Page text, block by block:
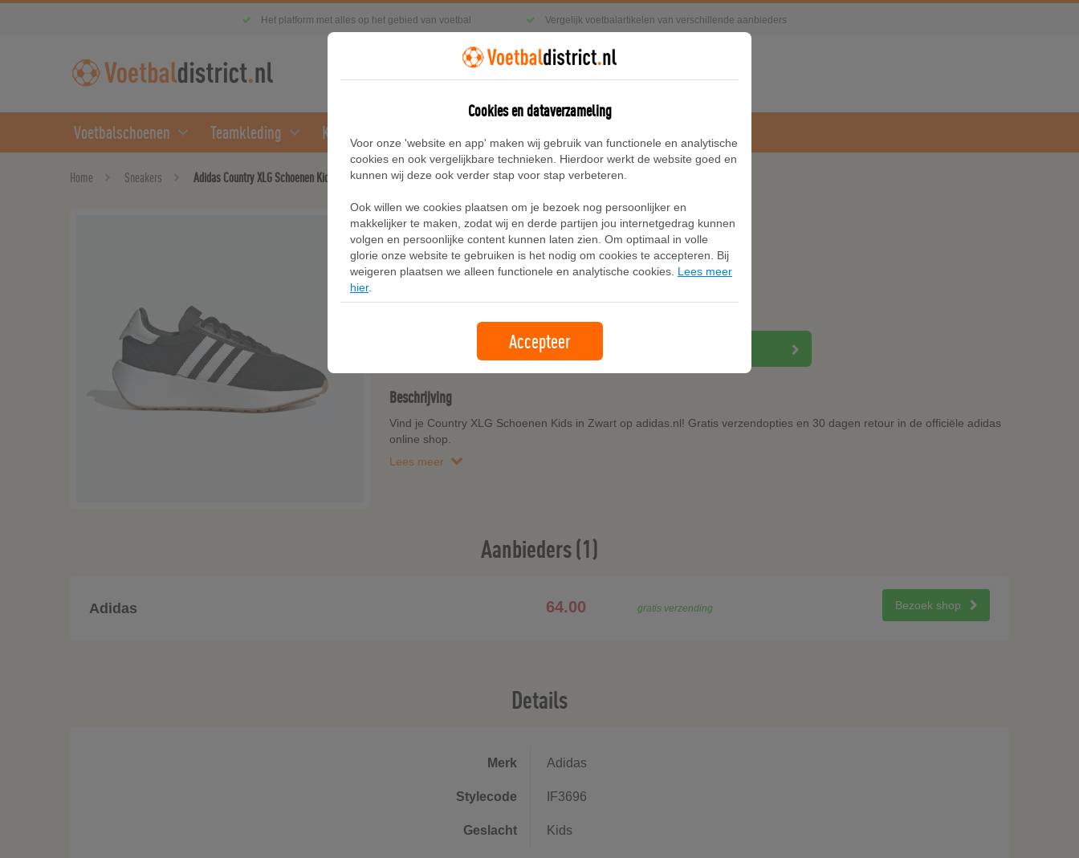
Het platform met alles op het gebied van voetbal Vergelijk voetbalartikelen van verschillende aanbieders
Voetbalschoenen Teamkleding Kleding
Home Sneakers Adidas Country XLG Schoenen Kids
Adidas Country XLG Schoenen Kids
Merk:Adidas
64,00
Bekijk bij Adidas
Beschrijving
Vind je Country XLG Schoenen Kids in Zwart op adidas.nl! Gratis verzendopties en 30 dagen retour in de officiële adidas
online shop.
Lees meer
Aanbieders (1)
Adidas 64.00 gratis verzending Bezoek shop
Details
Merk Adidas
Stylecode IF3696
Geslacht Kids
Cookies en dataverzameling
Voor onze 'website en app' maken wij gebruik van functionele en analytische
cookies en ook vergelijkbare technieken. Hierdoor werkt de website goed en
kunnen wij deze ook verder stap voor stap verbeteren.
Ook willen we cookies plaatsen om je bezoek nog persoonlijker en
makkelijker te maken, zodat wij en derde partijen jou internetgedrag kunnen
volgen en persoonlijke content kunnen laten zien. Om optimaal in volle
glorie onze website te gebruiken is het nodig om cookies te accepteren. Bij
weigeren plaatsen we alleen functionele en analytische cookies. Lees meer
hier.
Accepteer